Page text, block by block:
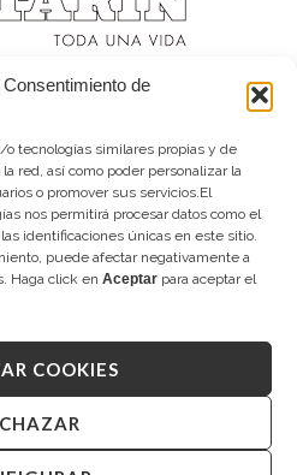
de
tecnologías similares propias y de
red, así como poder personalizar la
o promover sus servicios.El
nos permitirá procesar datos como el
identificaciones únicas en este sitio.
puede afectar negativamente a
Haga click en Aceptar para aceptar el
COOKIES
desde 1963
Magazine
Contacto
Tarín Joyeros
uso|Política de privacidad